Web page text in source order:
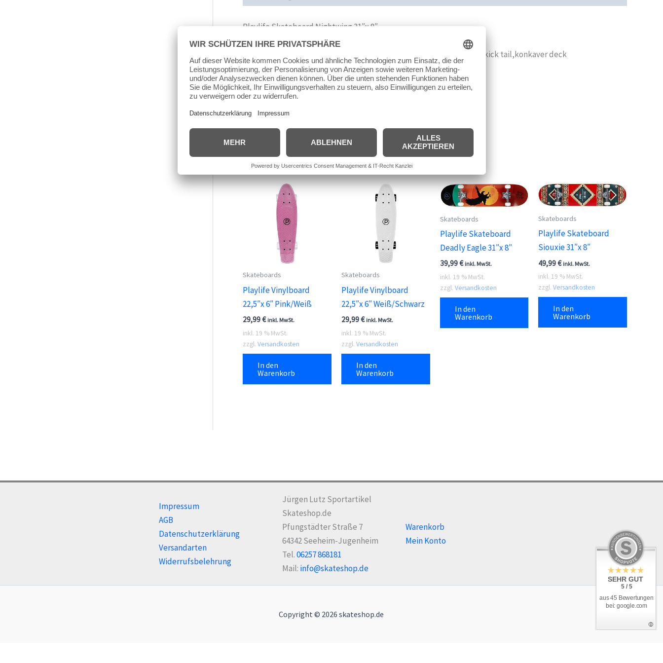
Playlife Skateboard Nightwing 31″x 8″
Deck: 31 Zoll x 8 Zoll, bestehend aus russischem Ahorn, 7-lagig, twin kick tail,konkaver deck
Größe: 78,9cm x 20,3cm
Rollen: 52x36mm 92A PU
Trucks: 5″ Plastic Truck
Kugellager: Abec 5
Ähnliche Produkte
Skateboards
Playlife Vinylboard
22,5″x 6″ Pink/Weiß
29,99€ inkl. MwSt.
inkl. 19 % MwSt.
zzgl. Versandkosten
In den
Warenkorb
Skateboards
Playlife Vinylboard
22,5″x 6″ Weiß/Schwarz
29,99€ inkl. MwSt.
inkl. 19 % MwSt.
zzgl. Versandkosten
In den
Warenkorb
Skateboards
Playlife Skateboard
Deadly Eagle 31″x 8″
39,99€ inkl. MwSt.
inkl. 19 % MwSt.
zzgl. Versandkosten
In den
Warenkorb
Skateboards
Playlife Skateboard
Siouxie 31″x 8″
49,99€ inkl. MwSt.
inkl. 19 % MwSt.
zzgl.Versandkosten
In den
Warenkorb
Impressum
AGB
Datenschutzerklärung
Versandarten
Widerrufsbelehrung
Jürgen Lutz Sportartikel
Skateshop.de
Pfungstädter Straße 7
64342 Seeheim-Jugenheim
Tel.06257 868181
Mail: info@skateshop.de
Warenkorb
Mein Konto
Copyright © 2026 skateshop.de
SEHR GUT
5 / 5
aus 45 Bewertungen
bei: google.com